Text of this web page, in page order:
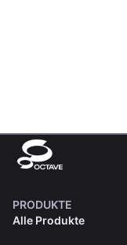
PRODUKTE
Alle Produkte